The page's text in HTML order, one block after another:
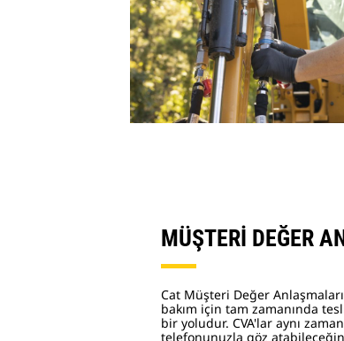
MÜŞTERİ DEĞER
Cat Müşteri Değer
bakım için tam zamanında
bir yoludur. CVA'lar aynı
telefonunuzla göz